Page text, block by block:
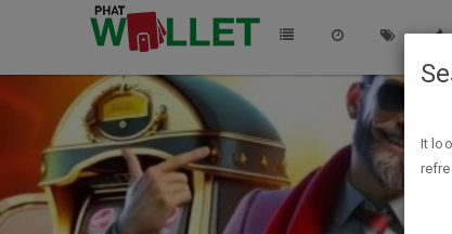
It